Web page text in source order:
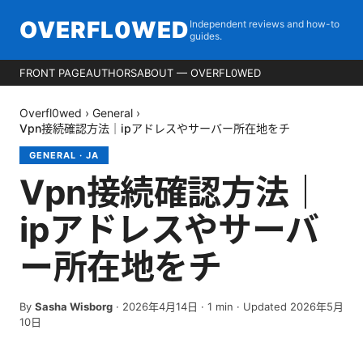
OVERFL0WED Independent reviews and how-to
guides.
FRONT PAGEAUTHORSABOUT — OVERFL0WED
Overfl0wed › General ›
Vpn接続確認方法｜ipアドレスやサーバー所在地をチ
GENERAL · JA
Vpn接続確認方法｜
ipアドレスやサーバ
ー所在地をチ
By Sasha Wisborg · 2026年4月14日 · 1 min · Updated 2026年5月
10日